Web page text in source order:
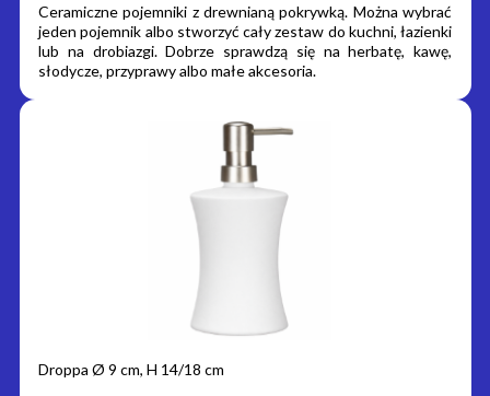
Ceramiczne pojemniki z drewnianą pokrywką. Można wybrać
jeden pojemnik albo stworzyć cały zestaw do kuchni, łazienki
lub na drobiazgi. Dobrze sprawdzą się na herbatę, kawę,
słodycze, przyprawy albo małe akcesoria.
Droppa Ø 9 cm, H 14/18 cm